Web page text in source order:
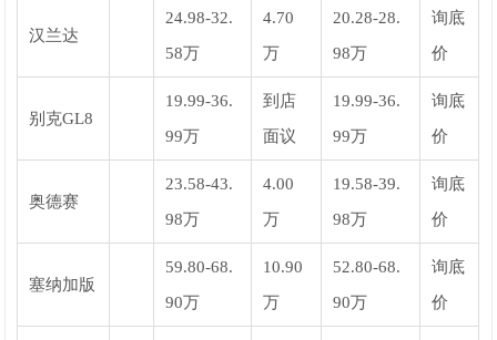
汉兰达
24.98-32.
58万
4.70
万
20.28-28.
98万
询底
价
别克GL8
19.99-36.
99万
到店
面议
19.99-36.
99万
询底
价
奥德赛
23.58-43.
98万
4.00
万
19.58-39.
98万
询底
价
塞纳加版
59.80-68.
90万
10.90
万
52.80-68.
90万
询底
价